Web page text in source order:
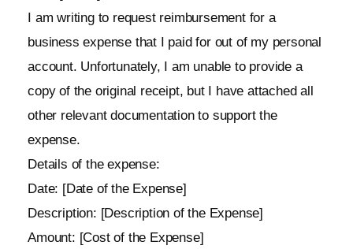
I am writing to request reimbursement for a
business expense that I paid for out of my personal
account. Unfortunately, I am unable to provide a
copy of the original receipt, but I have attached all
other relevant documentation to support the
expense.
Details of the expense:
Date: [Date of the Expense]
Description: [Description of the Expense]
Amount: [Cost of the Expense]